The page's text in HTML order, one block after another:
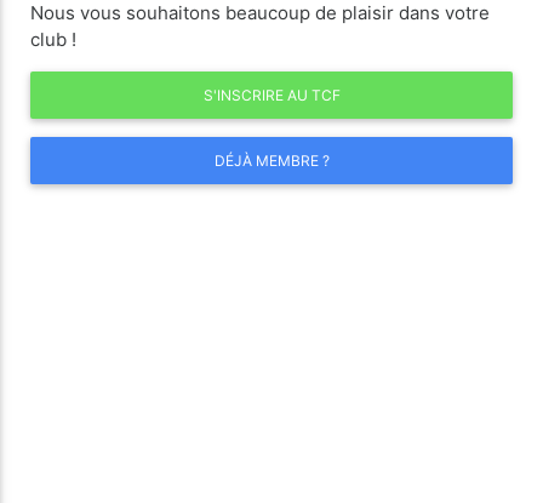
Nous vous souhaitons beaucoup de plaisir dans votre
club !
S'INSCRIRE AU TCF
DÉJÀ MEMBRE ?